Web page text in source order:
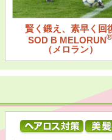
賢く鍛え、素早く回
SOD B MELORUN®
（メロラン）